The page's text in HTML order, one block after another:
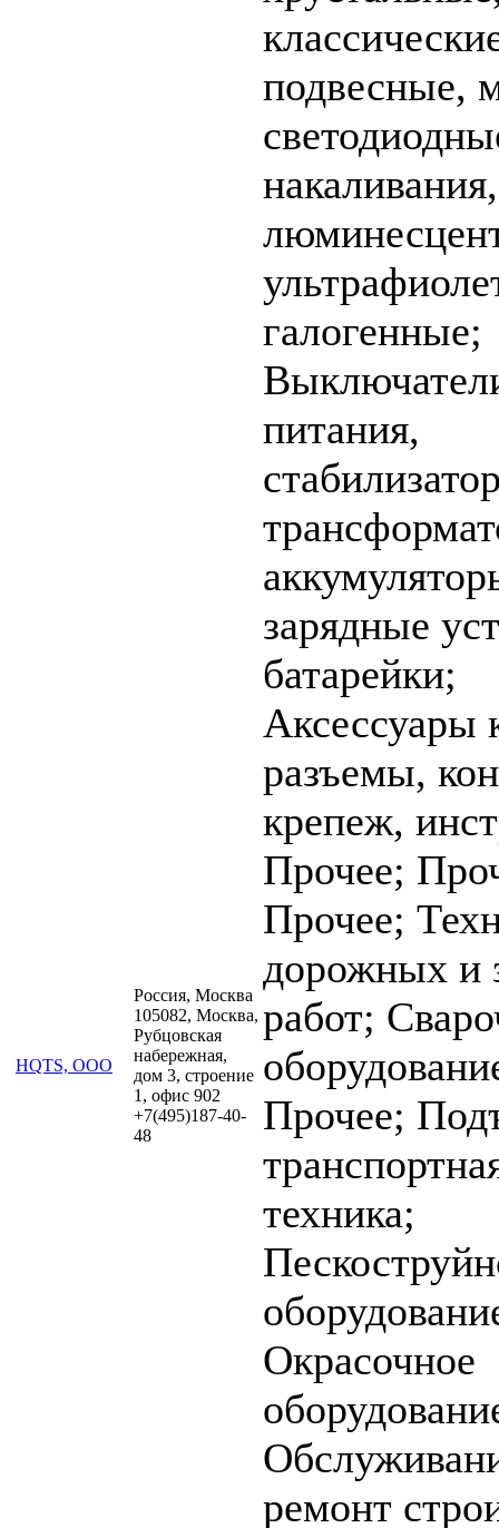
HQTS, ООО
Россия, Москва
105082, Москва,
Рубцовская
набережная,
дом 3, строение
1, офис 902
‪+7(495)187-40-
48‬‬‬‬
подвесные,
накаливания,
галогенные;
питания,
зарядные
батарейки;
Аксессуары
разъемы,
крепеж,
Прочее;
Прочее;
дорожных и
работ;
Прочее;
техника;
Окрасочное
ремонт